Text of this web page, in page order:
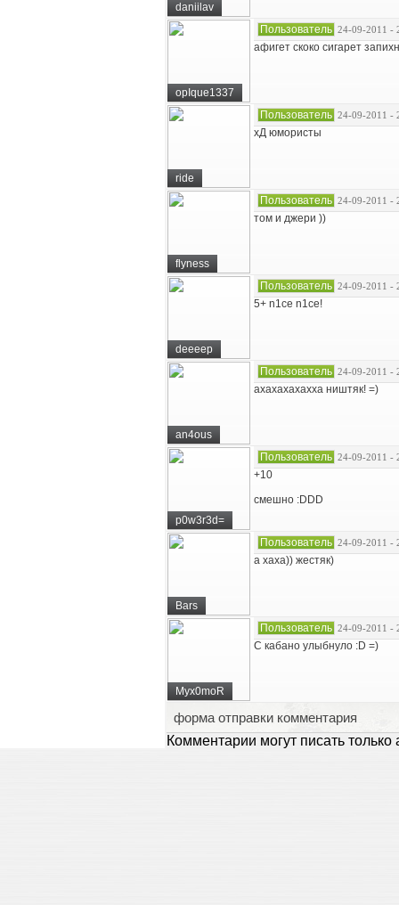
daniilav
opIque1337
Пользователь 24-09-2011 -
афигет скоко сигарет
ride
Пользователь 24-09-2011 -
хД юмористы
flyness
Пользователь 24-09-2011 -
том и джери ))
deeeep
Пользователь 24-09-2011 -
5+ n1ce n1ce!
an4ous
Пользователь 24-09-2011 -
ахахахахахха ништяк! =)
p0w3r3d=
Пользователь 24-09-2011 -
+10
смешно :DDD
Bars
Пользователь 24-09-2011 -
а хаха)) жестяк)
Myx0moR
Пользователь 24-09-2011 -
С кабано улыбнуло :D =)
форма отправки комментария
Комментарии могут писать